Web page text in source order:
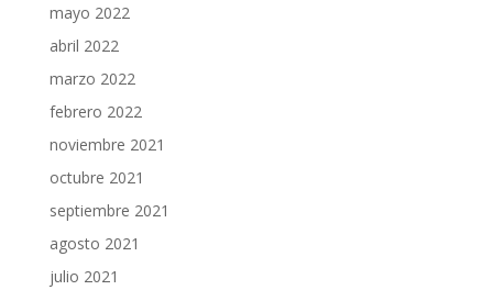
mayo 2022
abril 2022
marzo 2022
febrero 2022
noviembre 2021
octubre 2021
septiembre 2021
agosto 2021
julio 2021